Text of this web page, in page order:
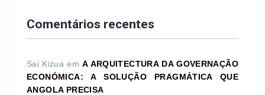
Comentários recentes
Sai Kizua emA ARQUITECTURA DA GOVERNAÇÃO
ECONÓMICA: A SOLUÇÃO PRAGMÁTICA QUE
ANGOLA PRECISA